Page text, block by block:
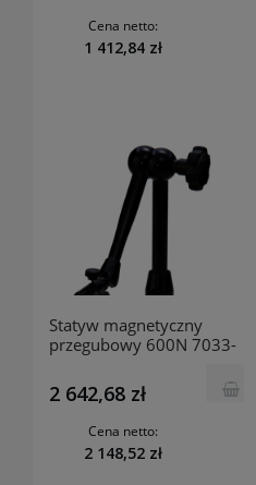
Cena netto:
1 412,84 zł
Statyw magnetyczny
przegubowy 600N 7033-
2 642,68 zł
Cena netto:
2 148,52 zł